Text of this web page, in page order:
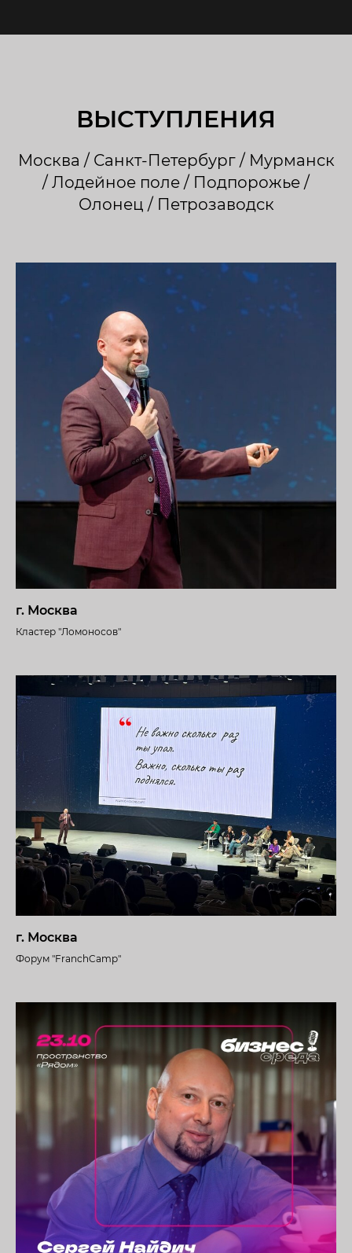
ВЫСТУПЛЕНИЯ
Москва / Санкт-Петербург / Мурманск
/ Лодейное поле / Подпорожье /
Олонец / Петрозаводск
г. Москва
Кластер "Ломоносов"
г. Москва
Форум "FranchCamp"